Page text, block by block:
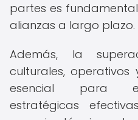
partes es
alianzas a largo plazo.
Además, la
culturales,
esencial para
estratégicas